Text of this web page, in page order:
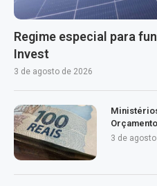
Regime especial para
Invest
3 de agosto de 2026
Orçamento
3 de